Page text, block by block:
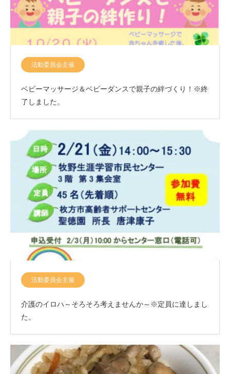
活動委員会主催
ベビーマッサージ＆ベビーダンスで親子の絆づくり！※終
了しました。
活動委員会主催
介護のイロハ～そろそろ考えませんか～※定員に達しまし
た。